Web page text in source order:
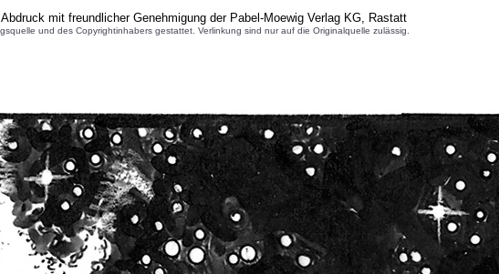
Abdruck mit freundlicher Genehmigung der Pabel-Moewig Verlag KG, Rastatt
und des Copyrightinhabers gestattet. Verlinkung sind nur auf die Originalquelle zulässig.